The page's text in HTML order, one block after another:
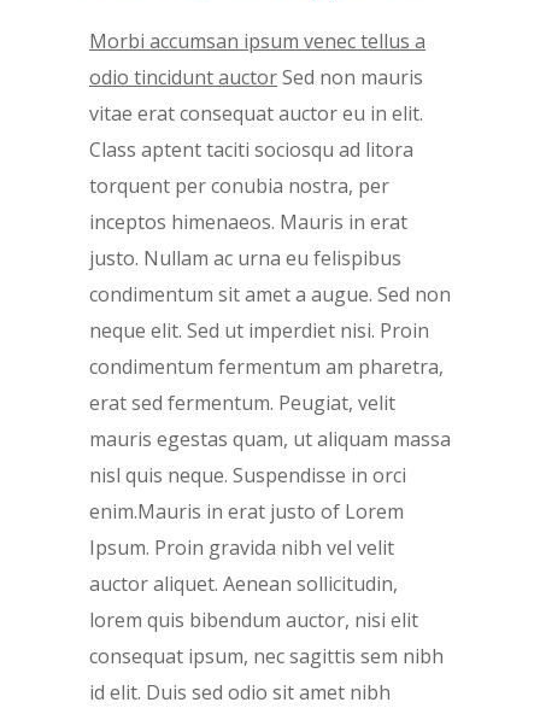
Morbi accumsan ipsum venec tellus a
odio tincidunt auctorSed non mauris
vitae erat consequat auctor eu in elit.
Class aptent taciti sociosqu ad litora
torquent per conubia nostra, per
inceptos himenaeos. Mauris in erat
justo. Nullam ac urna eu felispibus
condimentum sit amet a augue. Sed non
neque elit. Sed ut imperdiet nisi. Proin
condimentum fermentum am pharetra,
erat sed fermentum. Peugiat, velit
mauris egestas quam, ut aliquam massa
nisl quis neque. Suspendisse in orci
enim.Mauris in erat justo of Lorem
Ipsum. Proin gravida nibh vel velit
auctor aliquet. Aenean sollicitudin,
lorem quis bibendum auctor, nisi elit
consequat ipsum, nec sagittis sem nibh
id elit. Duis sed odio sit amet nibh